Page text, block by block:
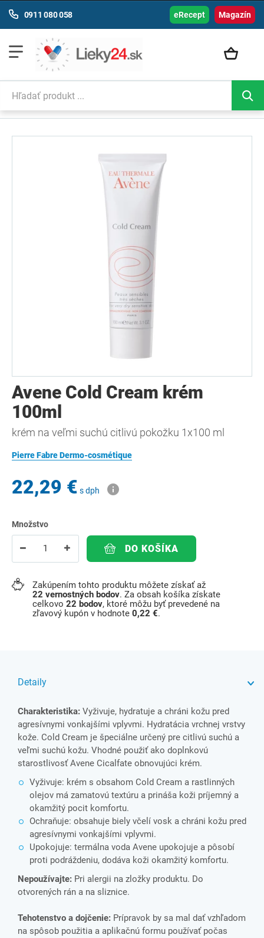
Magazín
0911 080 058 eRecept
Avene Cold Cream krém
100ml
krém na veľmi suchú citlivú pokožku 1x100 ml
Pierre Fabre Dermo-cosmétique
22,29 € s dph
Množstvo
DO KOŠÍKA
Zakúpením tohto produktu môžete získať až
22 vernostných bodov. Za obsah košíka získate
celkovo 22 bodov, ktoré môžu byť prevedené na
zľavový kupón v hodnote 0,22 €.
Detaily
Charakteristika: Vyživuje, hydratuje a chráni kožu pred
agresívnymi vonkajšími vplyvmi. Hydratácia vrchnej vrstvy
kože. Cold Cream je špeciálne určený pre citlivú suchú a
veľmi suchú kožu. Vhodné použiť ako doplnkovú
starostlivosťAvene Cicalfate obnovujúci krém.
Vyživuje: krém s obsahom Cold Cream a rastlinných
olejov má zamatovú textúru a prináša koži príjemný a
okamžitý pocit komfortu.
Ochraňuje: obsahuje biely včelí vosk a chráni kožu pred
agresívnymi vonkajšími vplyvmi.
Upokojuje: termálna voda Avene upokojuje a pôsobí
proti podráždeniu, dodáva koži okamžitý komfortu.
Nepoužívajte: Pri alergii na zložky produktu. Do
otvorených rán a na sliznice.
Tehotenstvo a dojčenie: Prípravok by sa mal dať vzhľadom
na spôsob použitia a aplikačnú formu používať počas